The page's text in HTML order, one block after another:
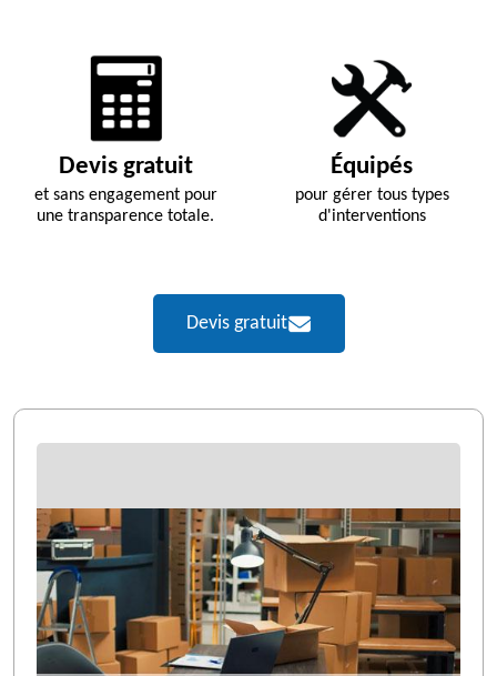
Devis gratuit
et sans engagement pour
une transparence totale.
Équipés
pour gérer tous types
d'interventions
Devis gratuit